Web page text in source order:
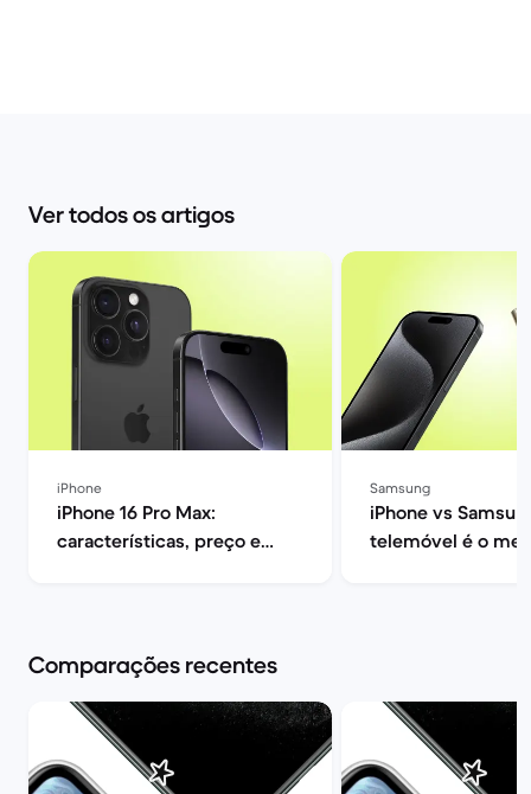
Ver todos os artigos
iPhone
iPhone 16 Pro Max:
características, preço e
Samsung
iPhone vs
telemóvel é o
Comparações recentes